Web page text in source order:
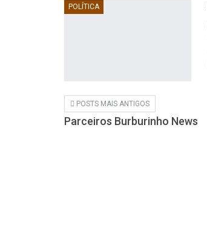
POLÍTICA
POSTS MAIS ANTIGOS
Parceiros Burburinho News